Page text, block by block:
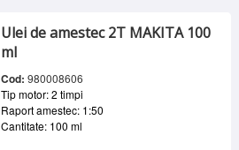
Ulei de amestec 2T MAKITA 100
ml
Cod: 980008606
Tip motor: 2 timpi
Raport amestec: 1:50
Cantitate: 100 ml